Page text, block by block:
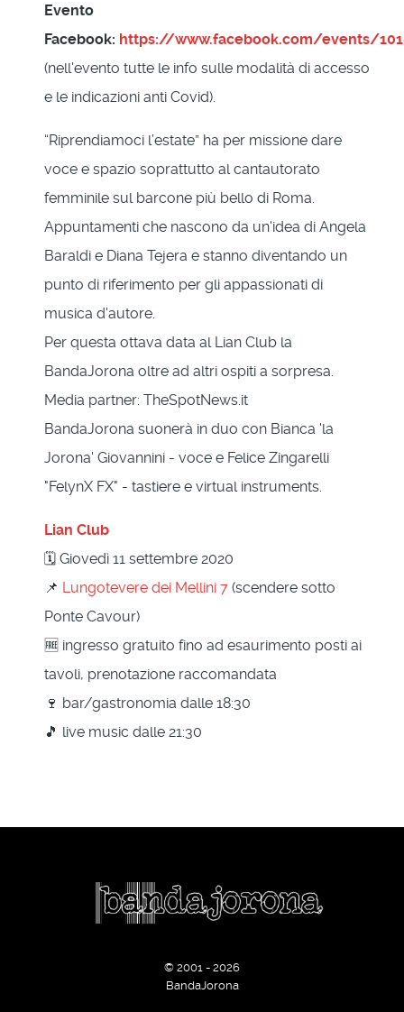
Evento
Facebook: https://www.facebook.com/events/
(nell'evento tutte le info sulle modalità di accesso
e le indicazioni anti Covid).
“Riprendiamoci l’estate” ha per missione dare
voce e spazio soprattutto al cantautorato
femminile sul barcone più bello di Roma.
Appuntamenti che nascono da un'idea di Angela
Baraldi e Diana Tejera e stanno diventando un
punto di riferimento per gli appassionati di
musica d'autore.
Per questa ottava data al Lian Club la
BandaJorona oltre ad altri ospiti a sorpresa.
Media partner: TheSpotNews.it
BandaJorona suonerà in duo con Bianca 'la
Jorona' Giovannini - voce e Felice Zingarelli
"FelynX FX" - tastiere e virtual instruments.
Lian Club
🗓 Giovedì 11 settembre 2020
📌 Lungotevere dei Mellini 7 (scendere sotto
Ponte Cavour)
🆓 ingresso gratuito fino ad esaurimento posti ai
tavoli, prenotazione raccomandata
🍷 bar/gastronomia dalle 18:30
🎵 live music dalle 21:30
© 2001 - 2026
BandaJorona